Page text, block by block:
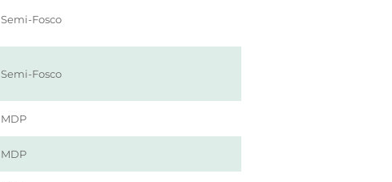
Semi-Fosco
Semi-Fosco
MDP
MDP